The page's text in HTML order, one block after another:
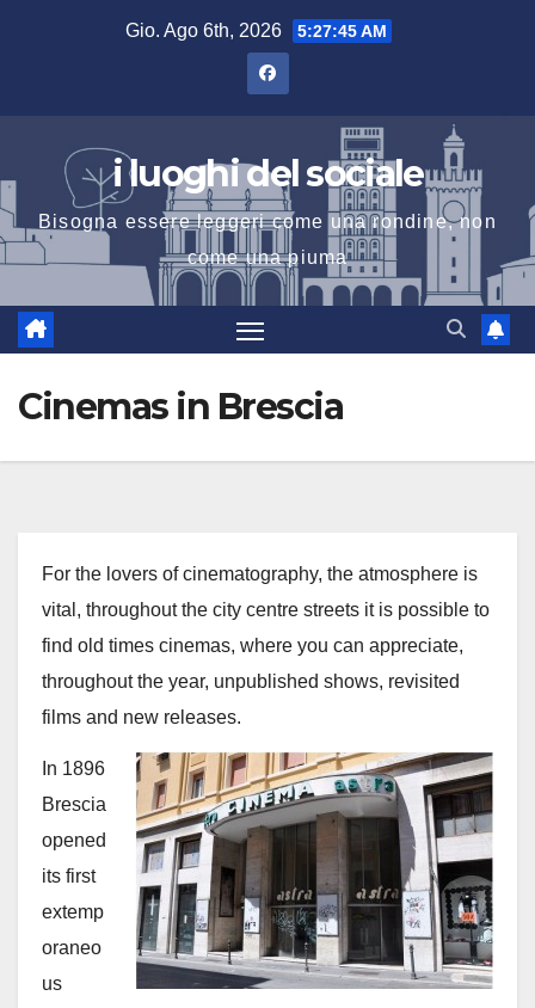
Gio. Ago 6th, 2026 5:27:46 AM
i luoghi del sociale
Bisogna essere leggeri come una rondine, non
come una piuma
Cinemas in Brescia
For the lovers of cinematography, the atmosphere is
vital, throughout the city centre streets it is possible to
find old times cinemas, where you can appreciate,
throughout the year, unpublished shows, revisited
films and new releases.
In 1896
Brescia
opened
its first
extemp
oraneo
us